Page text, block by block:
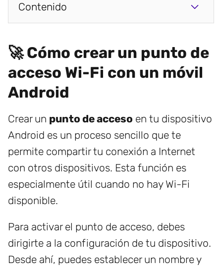
Contenido
🚀 Cómo crear un punto de
acceso Wi-Fi con un móvil
Android
Crear un punto de acceso en tu dispositivo
Android es un proceso sencillo que te
permite compartir tu conexión a Internet
con otros dispositivos. Esta función es
especialmente útil cuando no hay Wi-Fi
disponible.
Para activar el punto de acceso, debes
dirigirte a la configuración de tu dispositivo.
Desde ahí, puedes establecer un nombre y